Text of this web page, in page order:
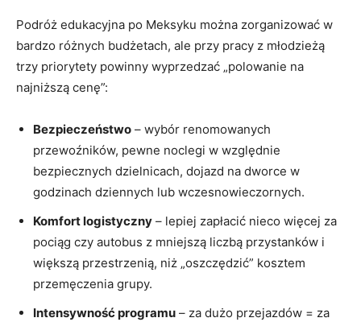
Podróż edukacyjna po Meksyku można zorganizować w
bardzo różnych budżetach, ale przy pracy z młodzieżą
trzy priorytety powinny wyprzedzać „polowanie na
najniższą cenę”:
Bezpieczeństwo – wybór renomowanych
przewoźników, pewne noclegi w względnie
bezpiecznych dzielnicach, dojazd na dworce w
godzinach dziennych lub wczesnowieczornych.
Komfort logistyczny – lepiej zapłacić nieco więcej za
pociąg czy autobus z mniejszą liczbą przystanków i
większą przestrzenią, niż „oszczędzić” kosztem
przemęczenia grupy.
Intensywność programu – za dużo przejazdów = za